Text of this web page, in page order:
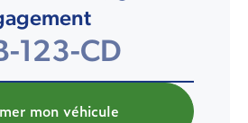
mon véhicule